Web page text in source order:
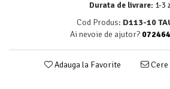
Durata de livrare: 1-3
Cod Produs: D113-10
Ai nevoie de ajutor?
Adauga la Favorite